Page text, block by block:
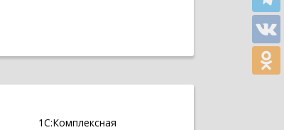
1С:Комплексная